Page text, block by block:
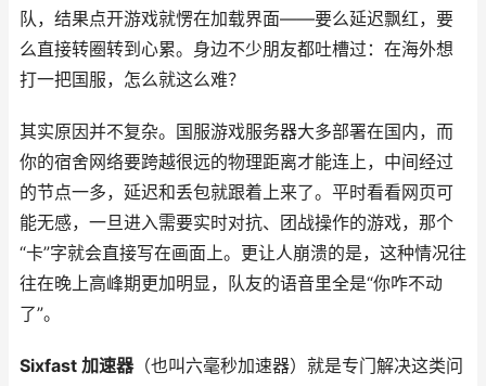
队，结果点开游戏就愣在加载界面——要么延迟飘红，要
么直接转圈转到心累。身边不少朋友都吐槽过：在海外想
打一把国服，怎么就这么难？
其实原因并不复杂。国服游戏服务器大多部署在国内，而
你的宿舍网络要跨越很远的物理距离才能连上，中间经过
的节点一多，延迟和丢包就跟着上来了。平时看看网页可
能无感，一旦进入需要实时对抗、团战操作的游戏，那个
“卡”字就会直接写在画面上。更让人崩溃的是，这种情况往
往在晚上高峰期更加明显，队友的语音里全是“你咋不动
了”。
Sixfast 加速器（也叫六毫秒加速器）就是专门解决这类问